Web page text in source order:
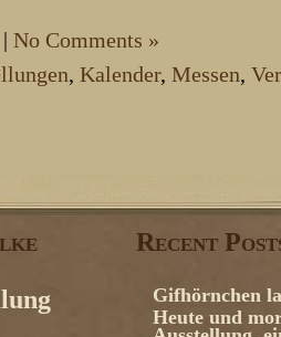
| No Comments »
, Kalender, Messen,
Recent
Gifhörnchen
Heute und
Ausstellung,